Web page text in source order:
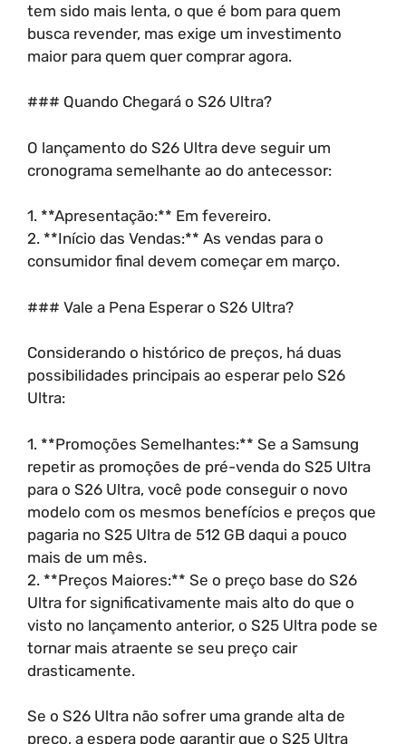
tem sido mais lenta, o que é bom para quem
busca revender, mas exige um investimento
maior para quem quer comprar agora.
### Quando Chegará o S26 Ultra?
O lançamento do S26 Ultra deve seguir um
cronograma semelhante ao do antecessor:
1. **Apresentação:** Em fevereiro.
2. **Início das Vendas:** As vendas para o
consumidor final devem começar em março.
### Vale a Pena Esperar o S26 Ultra?
Considerando o histórico de preços, há duas
possibilidades principais ao esperar pelo S26
Ultra:
1. **Promoções Semelhantes:** Se a Samsung
repetir as promoções de pré-venda do S25 Ultra
para o S26 Ultra, você pode conseguir o novo
modelo com os mesmos benefícios e preços que
pagaria no S25 Ultra de 512 GB daqui a pouco
mais de um mês.
2. **Preços Maiores:** Se o preço base do S26
Ultra for significativamente mais alto do que o
visto no lançamento anterior, o S25 Ultra pode se
tornar mais atraente se seu preço cair
drasticamente.
Se o S26 Ultra não sofrer uma grande alta de
preço, a espera pode garantir que o S25 Ultra